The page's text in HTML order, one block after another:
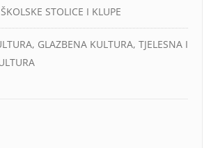
STOLICE I KLUPE
GLAZBENA KULTURA, TJELESNA I